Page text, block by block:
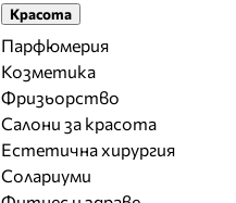
Красота
Парфюмерия
Козметика
Фризьорство
Салони за красота
Естетична хирургия
Солариуми